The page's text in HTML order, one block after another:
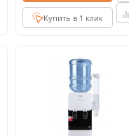
Купить в 1 клик